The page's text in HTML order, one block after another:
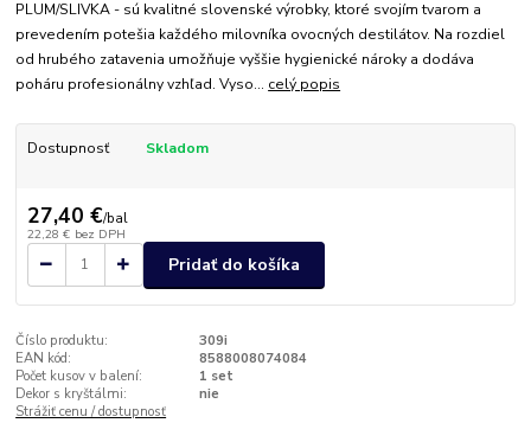
PLUM/SLIVKA - sú kvalitné slovenské výrobky, ktoré svojím tvarom a
prevedením potešia každého milovníka ovocných destilátov. Na rozdiel
od hrubého zatavenia umožňuje vyššie hygienické nároky a dodáva
poháru profesionálny vzhľad. Vyso... celý popis
Dostupnosť Skladom
27,40 €/bal
22,28 € bez DPH
Pridať do košíka
Číslo produktu:
309i
EAN kód:
8588008074084
Počet kusov v balení:
1 set
Dekor s kryštálmi:
nie
Strážiť cenu / dostupnosť